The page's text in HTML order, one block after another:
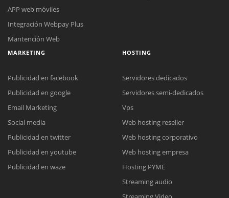
Reunión online
Nuestros ejecutivos le enviarán un correo electrónico con el enlace a
Cotización
Complete el formulario y nos contactaremos a la brevedad.
Chat Online
Todos nuestros ejecutivos están fuera de línea. Complete el formulario
para enviarnos un correo electrónico con sus datos personales.
APP web móviles
Integración Webpay Plus
Mantención Web
MARKETING
Publicidad en facebook
Publicidad en google
Email Marketing
Social media
Publicidad en twitter
Publicidad en youtube
Publicidad en waze
HOSTING
Servidores dedicados
Servidores semi-dedicados
Vps
Web hosting reseller
Web hosting corporativo
Web hosting empresa
Hosting PYME
Streaming audio